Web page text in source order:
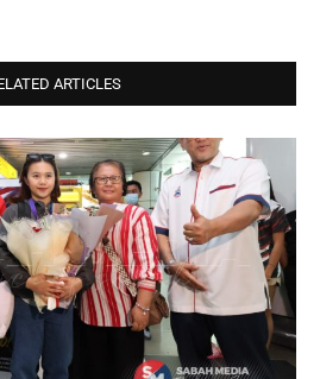
ARTICLES